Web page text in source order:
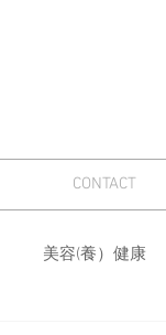
CONTACT
美容(養）健康